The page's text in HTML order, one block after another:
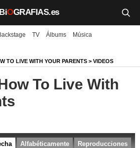
BiOGRAFIAS.es
TV Álbums Música
TO LIVE WITH YOUR PARENTS > VIDEOS
To Live With
Reproducciones
Alfabéticamente